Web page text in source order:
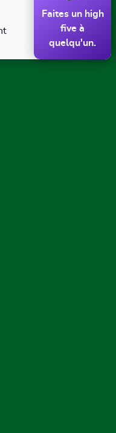
Faites un high
five à
quelqu'un.